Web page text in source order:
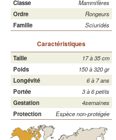
Classe
Mammifères
Ordre
Rongeurs
Famille
Sciuridés
Caractéristiques
Taille
17 à 35 cm
Poids
150 à 320 gr
Longévité
6 à 7 ans
Portée
3 à 6 petits
Gestation
4semaines
Protection
Espèce non-protégée